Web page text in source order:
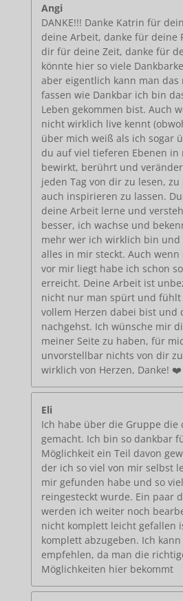
Angi
DANKE!!! Danke Katrin für
deine Arbeit, danke für deine
dir für deine Zeit, danke für
könnte hier so viele
aber eigentlich kann man das
fassen wie Dankbar ich bin
Leben gekommen bist. Auch
nicht wirklich live kennt
über mich weiß als ich sogar
du auf viel tieferen Ebenen in
bewirkt, berührt und
jeden Tag von dir zu lesen,
auch inspirieren zu lassen.
deine Arbeit lerne und
besser, ich wachse und
mehr wer ich wirklich bin und
alles in mir steckt. Auch
vor mir liegt habe ich schon
erreicht. Deine Arbeit ist
nicht nur man spürt und
vollem Herzen dabei bist und
nachgehst. Ich wünsche mir
meiner Seite zu haben, für
unvorstellbar nichts von dir
wirklich von Herzen, Danke! ❤️
Eli
Ich habe über die Gruppe die
gemacht. Ich bin so dankbar
Möglichkeit ein Teil davon
der ich so viel von mir selbst
mir gefunden habe und so
reingesteckt wurde. Ein paar
werden ich weiter noch
nicht komplett leicht gefallen
komplett abzugeben. Ich
empfehlen, da man die
Möglichkeiten hier bekommt